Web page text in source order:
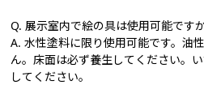
Q. 展示室内で絵の具は使用可能です
A. 水性塗料に限り使用可能です。油
ん。床面は必ず養生してください。
してください。